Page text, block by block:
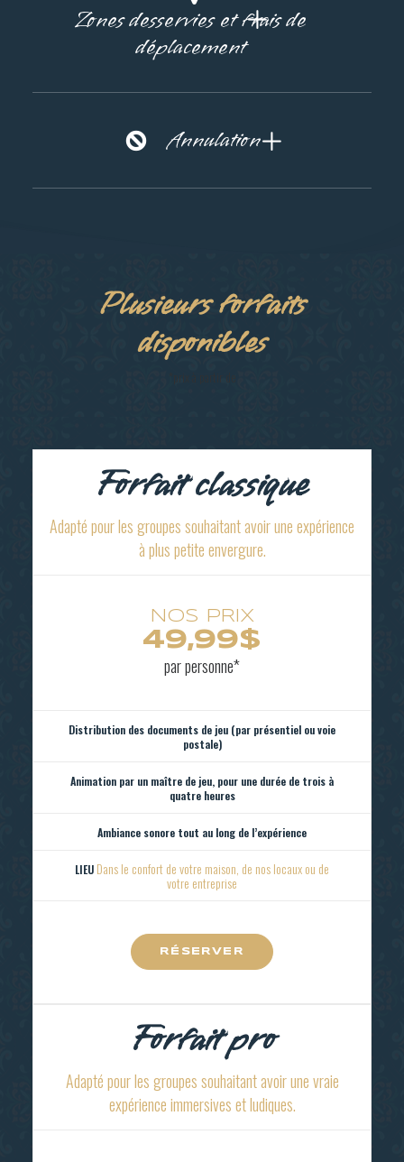
Zones desservies et frais de
déplacement
Annulation
Plusieurs forfaits
disponibles
Forfait classique
Adapté pour les groupes souhaitant avoir une expérience
à plus petite envergure.
49,99$
par personne*
Distribution des documents de jeu (par présentiel ou voie
postale)
Animation par un maître de jeu, pour une durée de trois à
quatre heures
Ambiance sonore tout au long de l’expérience
LIEU Dans le confort de votre maison, de nos locaux ou de
votre entreprise
RÉSERVER
Forfait pro
Adapté pour les groupes souhaitant avoir une vraie
expérience immersives et ludiques.